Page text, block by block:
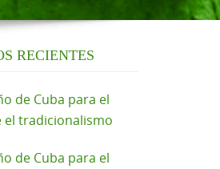
RECIENTES
de Cuba para el
el tradicionalismo
de Cuba para el